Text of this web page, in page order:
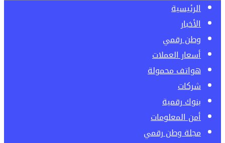
الرئيسية
الأخبار
وطن رقمي
أسعار العملات
هواتف محمولة
شركات
بنوك رقمية
أمن المعلومات
مجلة وطن رقمي